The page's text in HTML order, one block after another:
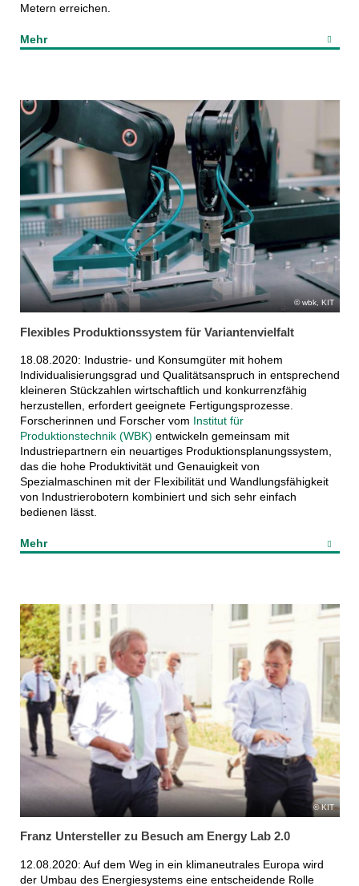
Metern erreichen.
Mehr
wbk, KIT
Flexibles Produktionssystem für Variantenvielfalt
18.08.2020: Industrie- und Konsumgüter mit hohem
Individualisierungsgrad und Qualitätsanspruch in entsprechend
kleineren Stückzahlen wirtschaftlich und konkurrenzfähig
herzustellen, erfordert geeignete Fertigungsprozesse.
Forscherinnen und Forscher vom Institut für
Produktionstechnik (WBK) entwickeln gemeinsam mit
Industriepartnern ein neuartiges Produktionsplanungssystem,
das die hohe Produktivität und Genauigkeit von
Spezialmaschinen mit der Flexibilität und Wandlungsfähigkeit
von Industrierobotern kombiniert und sich sehr einfach
bedienen lässt.
Mehr
KIT
Franz Untersteller zu Besuch am Energy Lab 2.0
12.08.2020: Auf dem Weg in ein klimaneutrales Europa wird
der Umbau des Energiesystems eine entscheidende Rolle